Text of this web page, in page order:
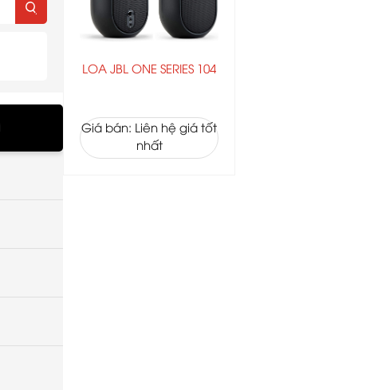
LOA JBL ONE SERIES 104
Giá bán: Liên hệ giá tốt
nhất